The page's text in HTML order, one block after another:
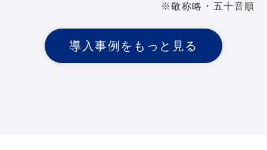
※敬称略・五十音順
導入事例をもっと見る